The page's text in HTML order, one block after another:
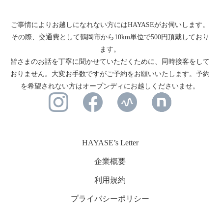
ご事情によりお越しになれない方にはHAYASEがお伺いします。
その際、交通費として鶴岡市から10km単位で500円頂戴しており
ます。
皆さまのお話を丁寧に聞かせていただくために、同時接客をして
おりません。大変お手数ですがご予約をお願いいたします。予約
を希望されない方はオープンディにお越しくださいませ。
HAYASE’s Letter
企業概要
利用規約
プライバシーポリシー